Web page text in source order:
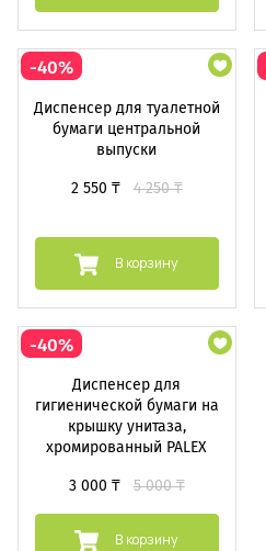
-40%
Диспенсер для туалетной
бумаги центральной
выпуски
2 550 ₸ 4 250 ₸
В корзину
-40%
Диспенсер для
гигиенической бумаги на
крышку унитаза,
хромированный PALEX
3 000 ₸ 5 000 ₸
В корзину